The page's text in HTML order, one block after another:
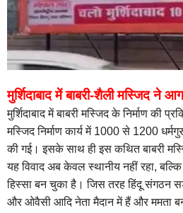
मुर्शिदाबाद में बाबरी-शैली मस्जिद ने
मुर्शिदाबाद में बाबरी मस्जिद के निर्माण की
मस्जिद निर्माण कार्य में 1000 से 1200
की गई। इसके साथ ही इस कथित बाबरी
यह विवाद अब केवल स्थानीय नहीं रहा, बल्कि
हिस्सा बन चुका है। जिस तरह हिंदू संगठन
और ओवैसी आदि नेता मैदान में हैं और ममता